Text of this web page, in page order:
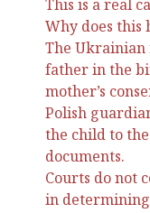
This is a real
Why does this
The Ukrainian
father in the
mother’s
Polish
the child to
documents.
Courts do not
in